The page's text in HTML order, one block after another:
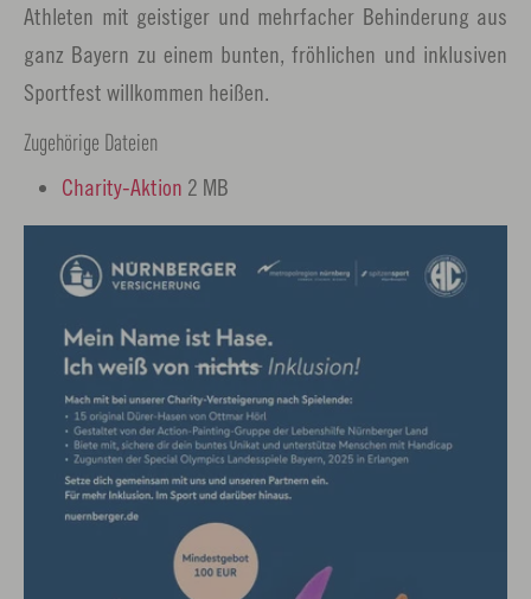
Athleten mit geistiger und mehrfacher Behinderung aus
ganz Bayern zu einem bunten, fröhlichen und inklusiven
Sportfest willkommen heißen.
Zugehörige Dateien
Charity-Aktion 2 MB